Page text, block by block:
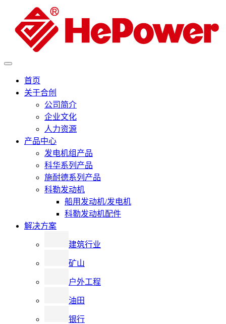
首页
关于合创
公司简介
企业文化
人力资源
产品中心
发电机组产品
科华系列产品
施耐德系列产品
科勒发动机
船用发动机/发电机
科勒发动机配件
解决方案
建筑行业
矿山
户外工程
油田
银行